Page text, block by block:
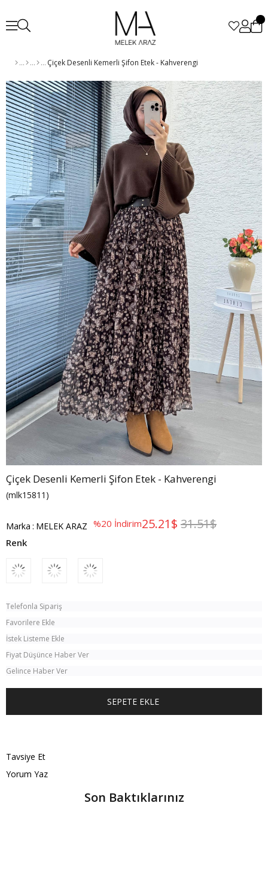
Çiçek Desenli Kemerli Şifon Etek - Kahverengi
Çiçek Desenli Kemerli Şifon Etek - Kahverengi
(mlk15811)
Marka : MELEK ARAZ %20 İndirim 31.51$
25.21$
Telefonla Sipariş
Favorilere Ekle
İstek Listeme Ekle
Fiyat Düşünce Haber Ver
Gelince Haber Ver
Tavsiye Et
Yorum Yaz
Son Baktıklarınız